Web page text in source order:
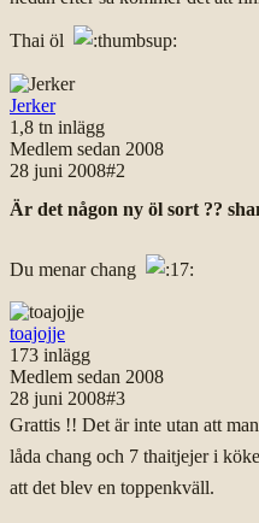
Thai öl
Jerker
1,8 tn inlägg
Medlem sedan 2008
28 juni 2008#2
Är det någon ny öl sort ??
Du menar chang
toajojje
173 inlägg
Medlem sedan 2008
28 juni 2008#3
Grattis !! Det är inte utan att
låda chang och 7 thaitjejer i
att det blev en toppenkväll.